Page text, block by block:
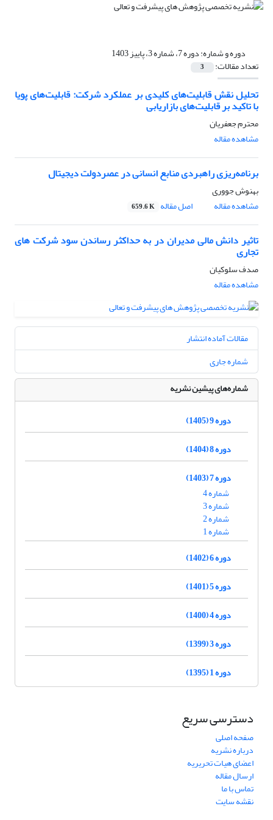
دوره و شماره:دوره 7، شماره 3، پاییز 1403
تعداد مقالات: 3
تحلیل نقش قابلیت‌های کلیدی بر عملکرد شرکت: قابلیت‌های پویا
با تاکید بر قابلیت‌های بازاریابی
محترم جعفریان
مشاهده مقاله
برنامه‌ریزی راهبردی منابع انسانی در عصردولت دیجیتال
بهنوش جووری
مشاهده مقاله
اصل مقاله 659.6 K
تاثیر دانش مالی مدیران در به حداکثر رساندن سود شرکت های
تجاری
صدف سلوکیان
مشاهده مقاله
مقالات آماده انتشار
شماره جاری
شماره‌های پیشین نشریه
دوره 9 (1405)
دوره 8 (1404)
دوره 7 (1403)
شماره 4
شماره 3
شماره 2
شماره 1
دوره 6 (1402)
دوره 5 (1401)
دوره 4 (1400)
دوره 3 (1399)
دوره 1 (1395)
دسترسی سریع
صفحه اصلی
درباره نشریه
اعضای هیات تحریریه
ارسال مقاله
تماس با ما
نقشه سایت